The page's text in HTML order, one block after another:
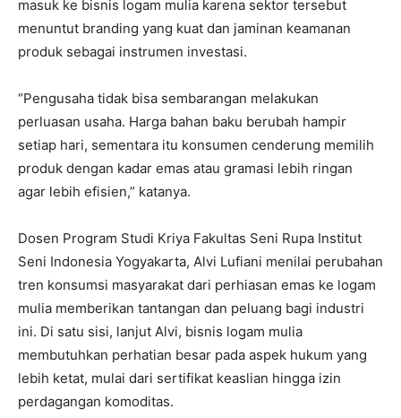
masuk ke bisnis logam mulia karena sektor tersebut
menuntut branding yang kuat dan jaminan keamanan
produk sebagai instrumen investasi.
“Pengusaha tidak bisa sembarangan melakukan
perluasan usaha. Harga bahan baku berubah hampir
setiap hari, sementara itu konsumen cenderung memilih
produk dengan kadar emas atau gramasi lebih ringan
agar lebih efisien,” katanya.
Dosen Program Studi Kriya Fakultas Seni Rupa Institut
Seni Indonesia Yogyakarta, Alvi Lufiani menilai perubahan
tren konsumsi masyarakat dari perhiasan emas ke logam
mulia memberikan tantangan dan peluang bagi industri
ini. Di satu sisi, lanjut Alvi, bisnis logam mulia
membutuhkan perhatian besar pada aspek hukum yang
lebih ketat, mulai dari sertifikat keaslian hingga izin
perdagangan komoditas.